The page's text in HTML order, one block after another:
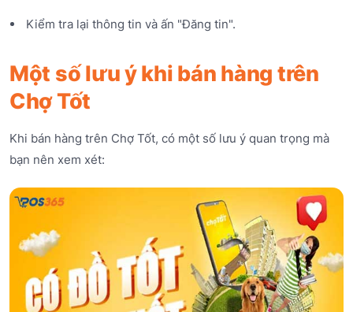
Kiểm tra lại thông tin và ấn "Đăng tin".
Một số lưu ý khi bán hàng trên
Chợ Tốt
Khi bán hàng trên Chợ Tốt, có một số lưu ý quan trọng mà
bạn nên xem xét: